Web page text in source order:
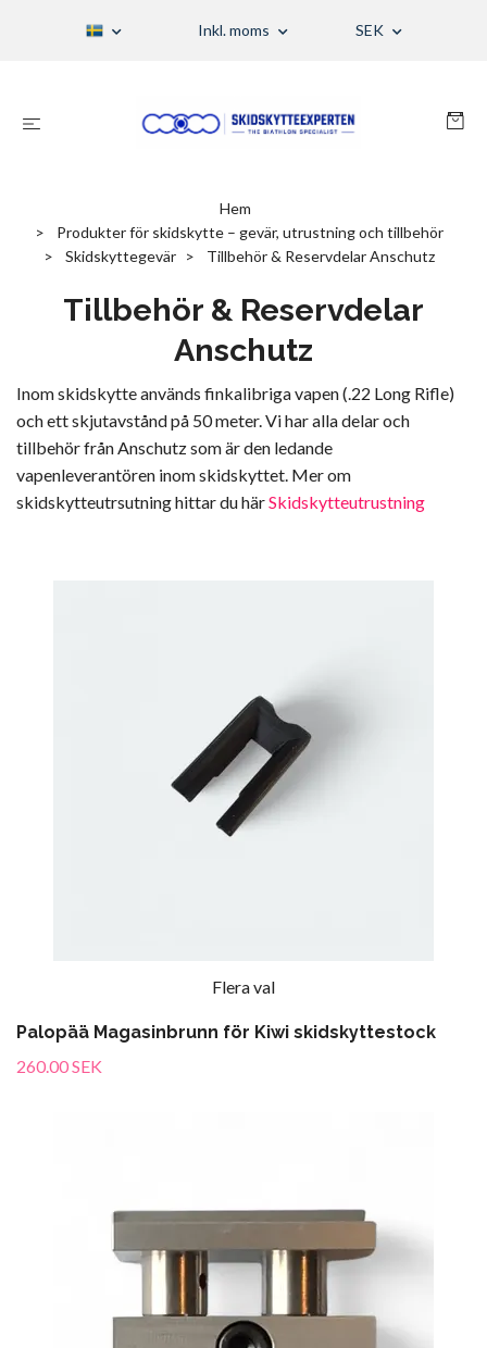
Inkl. moms SEK
Hem
Produkter för skidskytte – gevär, utrustning och tillbehör
Skidskyttegevär
Tillbehör & Reservdelar Anschutz
Tillbehör & Reservdelar
Anschutz
Inom skidskytte används finkalibriga vapen (.22 Long Rifle)
och ett skjutavstånd på 50 meter. Vi har alla delar och
tillbehör från Anschutz som är den ledande
vapenleverantören inom skidskyttet. Mer om
skidskytteutrsutning hittar du härSkidskytteutrustning
Flera val
Palopää Magasinbrunn för Kiwi skidskyttestock
260.00 SEK